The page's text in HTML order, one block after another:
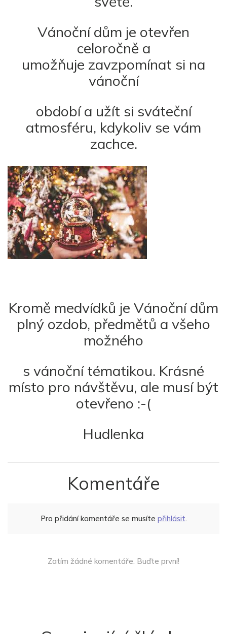
Vánoční dům je otevřen
celoročně a
umožňuje zavzpomínat si na
vánoční
období a užít si sváteční
atmosféru, kdykoliv se vám
zachce.
Kromě medvídků je Vánoční dům
plný ozdob, předmětů a všeho
možného
s vánoční tématikou. Krásné
místo pro návštěvu, ale musí být
otevřeno :-(
Hudlenka
Komentáře
Pro přidání komentáře se musíte přihlásit.
Zatím žádné komentáře. Buďte první!